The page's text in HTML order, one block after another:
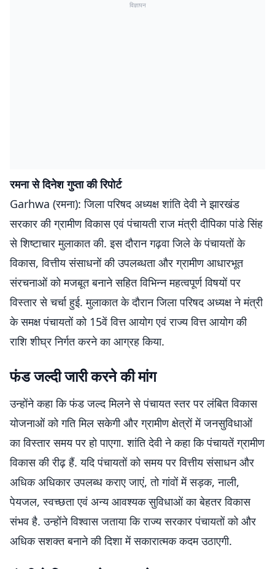
विज्ञापन
रमना से दिनेश गुप्ता की रिपोर्ट
Garhwa (रमना): जिला परिषद अध्यक्ष शांति देवी ने झारखंड
सरकार की ग्रामीण विकास एवं पंचायती राज मंत्री दीपिका पांडे सिंह
से शिष्टाचार मुलाकात की. इस दौरान गढ़वा जिले के पंचायतों के
विकास, वित्तीय संसाधनों की उपलब्धता और ग्रामीण आधारभूत
संरचनाओं को मजबूत बनाने सहित विभिन्न महत्वपूर्ण विषयों पर
विस्तार से चर्चा हुई. मुलाकात के दौरान जिला परिषद अध्यक्ष ने मंत्री
के समक्ष पंचायतों को 15वें वित्त आयोग एवं राज्य वित्त आयोग की
राशि शीघ्र निर्गत करने का आग्रह किया.
फंड जल्दी जारी करने की मांग
उन्होंने कहा कि फंड जल्द मिलने से पंचायत स्तर पर लंबित विकास
योजनाओं को गति मिल सकेगी और ग्रामीण क्षेत्रों में जनसुविधाओं
का विस्तार समय पर हो पाएगा. शांति देवी ने कहा कि पंचायतें ग्रामीण
विकास की रीढ़ हैं. यदि पंचायतों को समय पर वित्तीय संसाधन और
अधिक अधिकार उपलब्ध कराए जाएं, तो गांवों में सड़क, नाली,
पेयजल, स्वच्छता एवं अन्य आवश्यक सुविधाओं का बेहतर विकास
संभव है. उन्होंने विश्वास जताया कि राज्य सरकार पंचायतों को और
अधिक सशक्त बनाने की दिशा में सकारात्मक कदम उठाएगी.